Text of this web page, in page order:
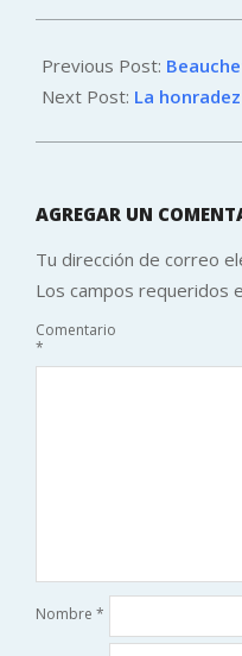
04-
05
Previous Post:
Next Post: La
AGREGAR UN
Tu dirección de correo
Los campos requeridos
Comentario
*
Nombre *